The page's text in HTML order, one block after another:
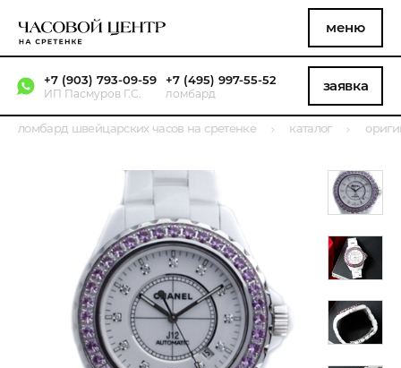
меню
+7 (903) 793-09-59
ИП Пасмуров Г.С.
+7 (495) 997-55-52
ломбард заявка
ломбард швейцарских часов на сретенке каталог